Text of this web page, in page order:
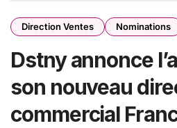
Direction Ventes Nominations
Dstny annonce
son nouveau
commercial